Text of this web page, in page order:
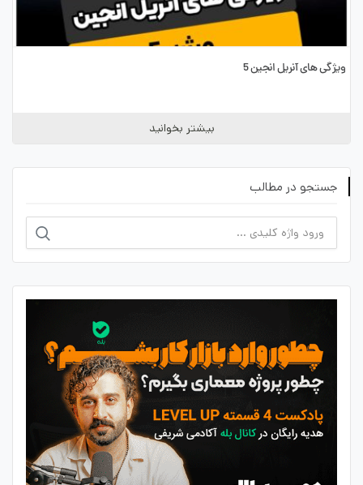
ویژگی های آنریل انجین 5
بیشتر بخوانید
جستجو در مطالب